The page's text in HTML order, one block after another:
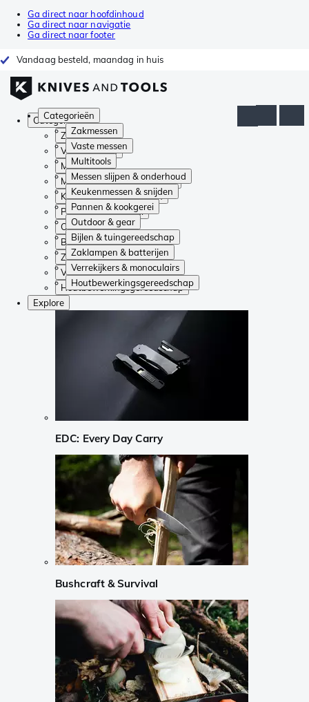
Ga direct naar hoofdinhoud
Ga direct naar navigatie
Ga direct naar footer
Vandaag besteld, maandag in huis
Categorieën
Zakmessen
Vaste messen
Multitools
Messen slijpen & onderhoud
Keukenmessen & snijden
Pannen & kookgerei
Outdoor & gear
Bijlen & tuingereedschap
Zaklampen & batterijen
Verrekijkers & monoculairs
Houtbewerkingsgereedschap
Categorieën
Zakmessen
Vaste messen
Multitools
Messen slijpen & onderhoud
Keukenmessen & snijden
Pannen & kookgerei
Outdoor & gear
Bijlen & tuingereedschap
Zaklampen & batterijen
Verrekijkers & monoculairs
Houtbewerkingsgereedschap
Explore
EDC: Every Day Carry
Bushcraft & Survival